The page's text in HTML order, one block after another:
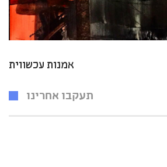
אמנות עכשווית
תעקבו אחרינו